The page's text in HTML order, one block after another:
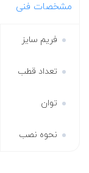
مشخصات فنی
فریم سایز
تعداد قطب
توان
نحوه نصب